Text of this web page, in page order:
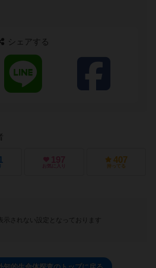
シェアする
197
お気に入り
407
持ってる
示されない設定となっております